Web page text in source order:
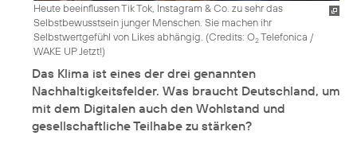
Heute beeinflussen Tik Tok, Instagram & Co. zu sehr das
Selbstbewusstsein junger Menschen. Sie machen ihr
Selbstwertgefühl von Likes abhängig. (Credits: O2Telefonica /
WAKE UP Jetzt!)
Das Klima ist eines der drei genannten
Nachhaltigkeitsfelder. Was braucht Deutschland, um
mit dem Digitalen auch den Wohlstand und
gesellschaftliche Teilhabe zu stärken?